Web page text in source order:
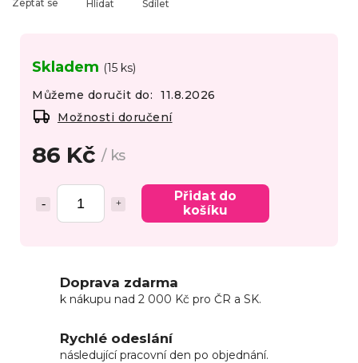
86 Kč/ ks
Přidat do
košíku
Skladem (15 ks)
Můžeme doručit do:
11.8.2026
Možnosti doručení
Zeptat se Hlídat Sdílet
Doprava zdarma
k nákupu nad 2 000 Kč pro ČR a SK.
Rychlé odeslání
následující pracovní den po objednání.